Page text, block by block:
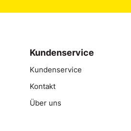
Kundenservice
Kundenservice
Kontakt
Über uns